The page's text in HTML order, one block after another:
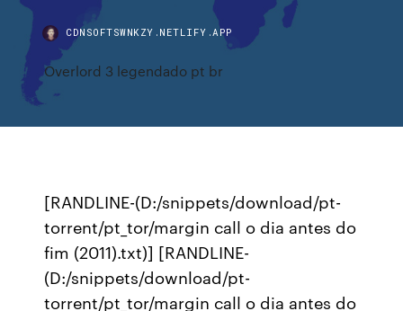
CDNSOFTSWNKZY.NETLIFY.APP
Overlord 3 legendado pt br
[RANDLINE-(D:/snippets/download/pt-
torrent/pt_tor/margin call o dia antes do
fim (2011).txt)] [RANDLINE-
(D:/snippets/download/pt-
torrent/pt_tor/margin call o dia antes do